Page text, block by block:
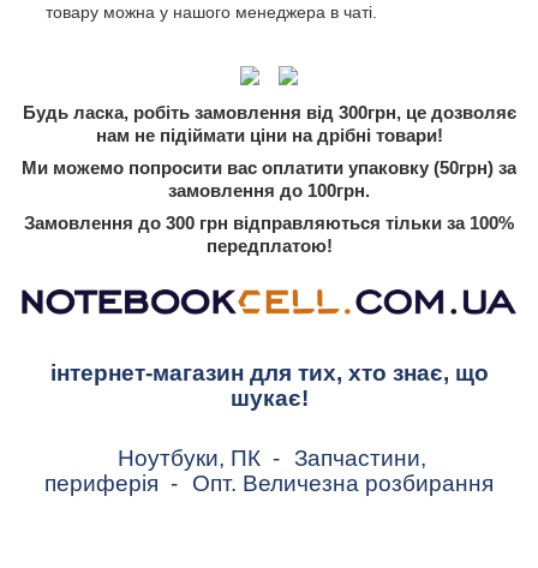
товару можна у нашого менеджера в чаті.
Будь ласка, робіть замовлення від 300грн, це дозволяє
нам не підіймати ціни на дрібні товари!
Ми можемо попросити вас оплатити упаковку (50грн) за
замовлення до 100грн.
Замовлення до 300 грн відправляються тільки за 100%
передплатою!
інтернет-магазин для тих, хто знає, що
шукає!
Ноутбуки, ПК - Запчастини,
периферія - Опт. Величезна розбирання